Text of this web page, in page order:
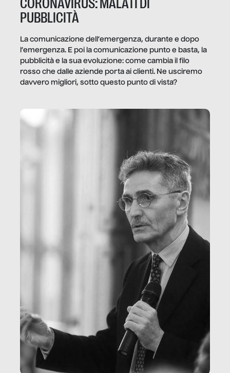
CORONAVIRUS: MALATI DI
PUBBLICITÀ
La comunicazione dell’emergenza, durante e dopo
l’emergenza. E poi la comunicazione punto e basta, la
pubblicità e la sua evoluzione: come cambia il filo
rosso che dalle aziende porta ai clienti. Ne usciremo
davvero migliori, sotto questo punto di vista?